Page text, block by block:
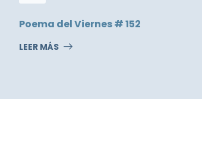
Poema del Viernes # 152
LEER MÁS